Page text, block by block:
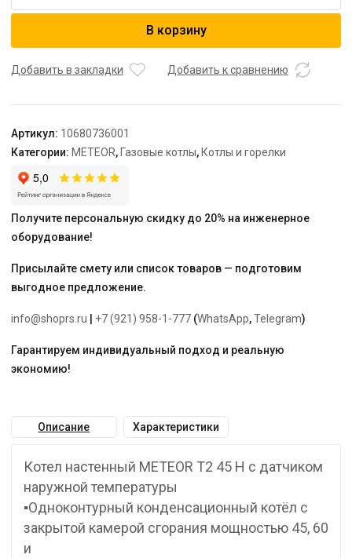
Котел
T2
датчиком
наружной
температуры
В корзину
Добавить в закладки Добавить к сравнению
Артикул: 10680736001
Категории: METEOR, Газовые котлы, Котлы и горелки
Получите персональную скидку до 20% на инженерное
оборудование!
Присылайте смету или список товаров — подготовим
выгодное предложение.
info@shoprs.ru +7 (921) 958-1-777 (WhatsApp,Telegram)
Гарантируем индивидуальный подход и реальную
экономию!
Описание Характеристики
Котел настенный METEOR T2 45 H с датчиком
наружной температуры
▪Одноконтурный конденсационный котёл с
закрытой камерой сгорания мощностью 45, 60
и